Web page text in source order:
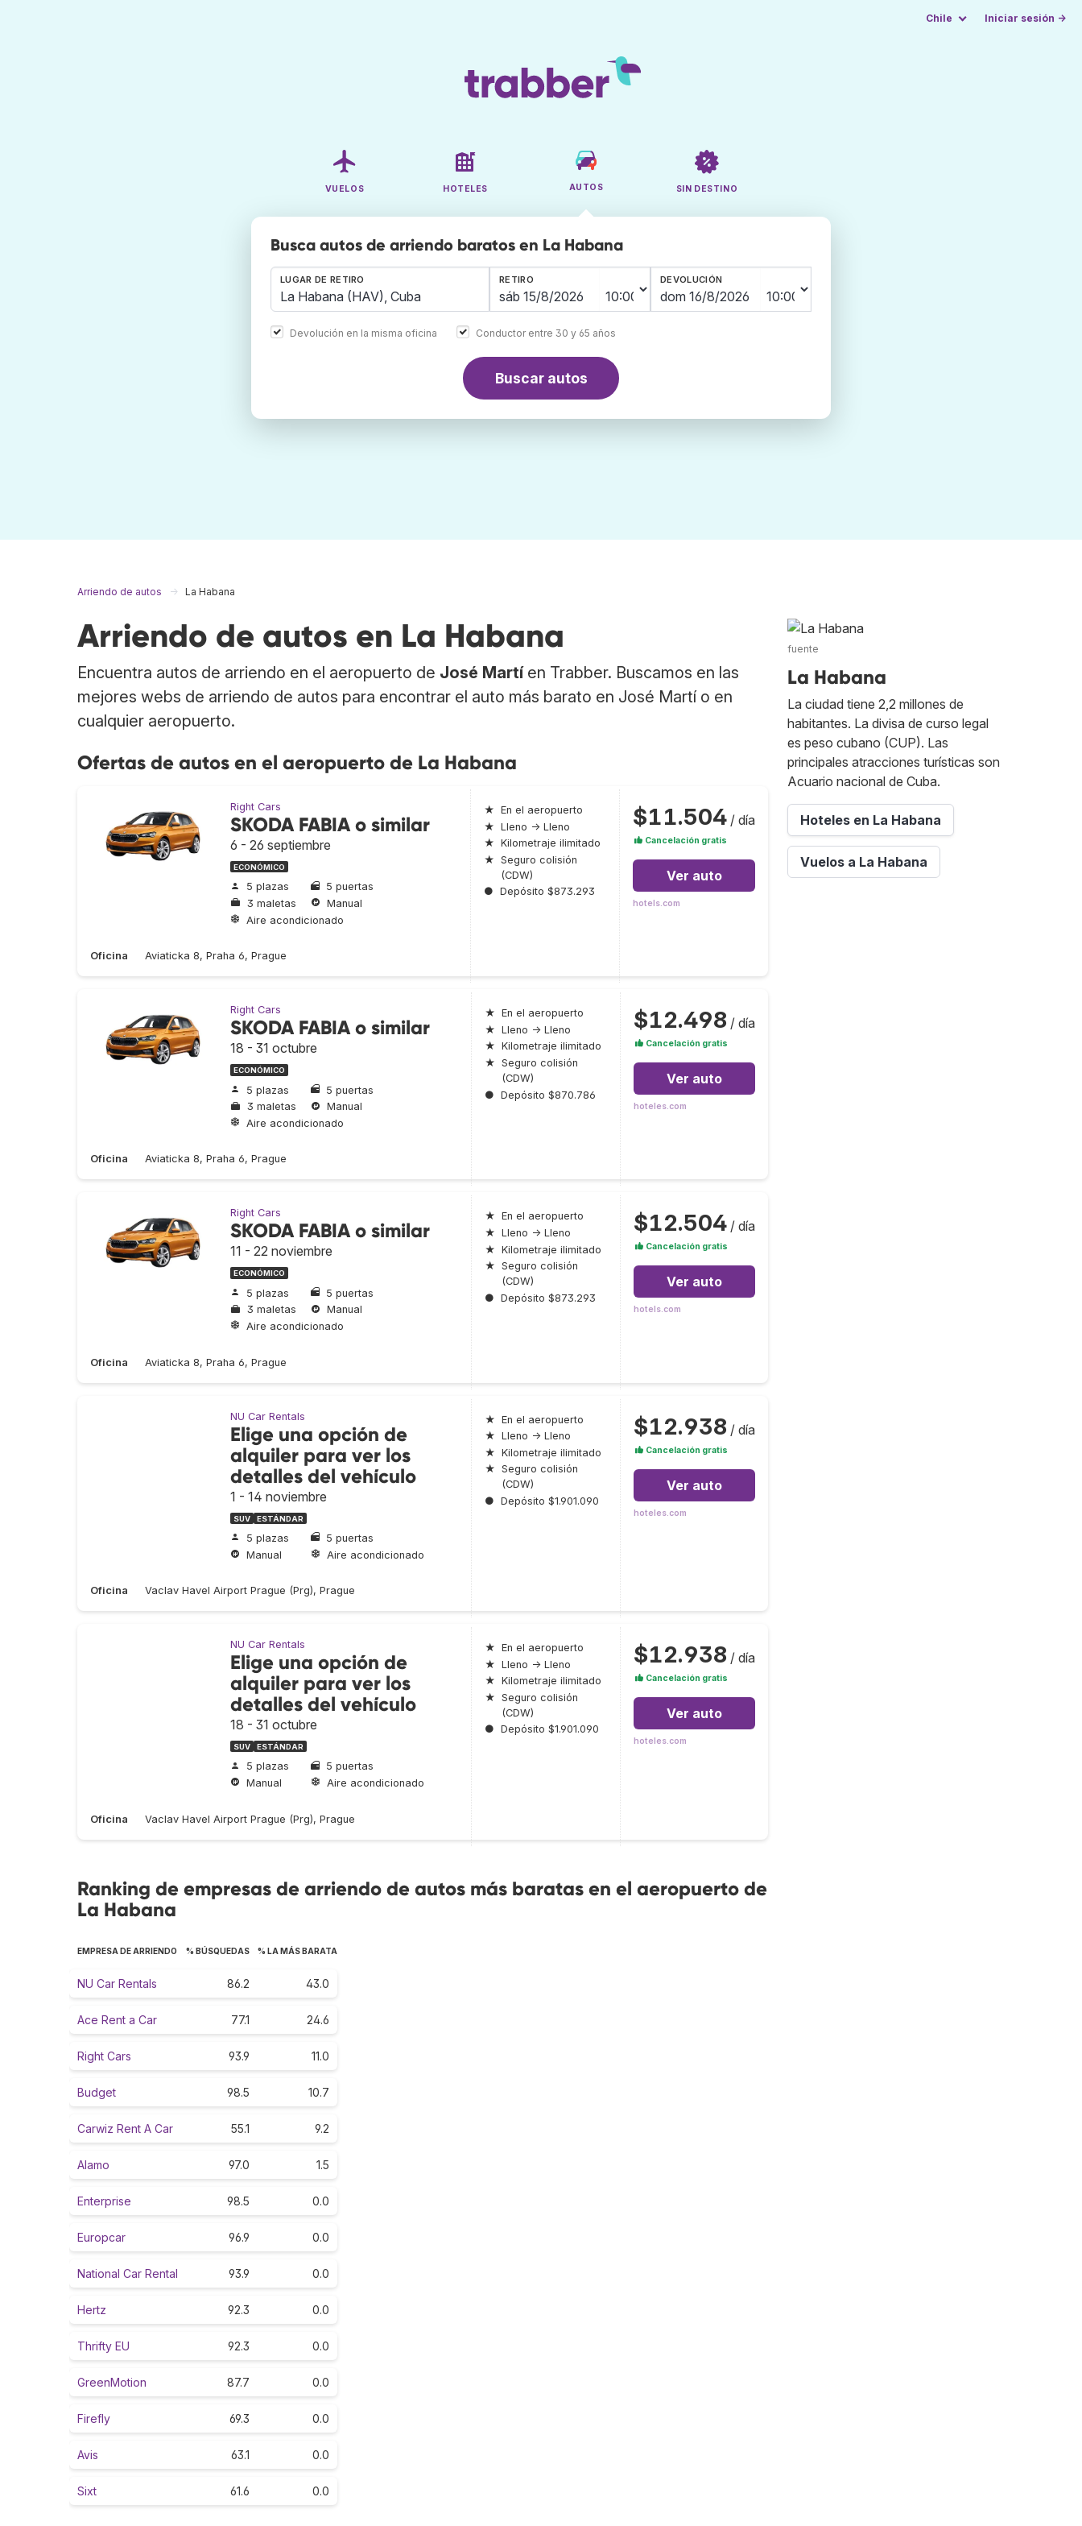
Chile Iniciar sesión →
VUELOS HOTELES AUTOS SIN DESTINO
Busca autos de arriendo baratos en La Habana
LUGAR DE RETIRO RETIRO DEVOLUCIÓN
Devolución en la misma oficina Conductor entre 30 y 65 años
Buscar autos
Arriendo de autos La Habana
Arriendo de autos en La Habana
Encuentra autos de arriendo en el aeropuerto de José Martíen Trabber. Buscamos en las
mejores webs de arriendo de autos para encontrar el auto más barato en José Martí o en
cualquier aeropuerto.
Ofertas de autos en el aeropuerto de La Habana
Right Cars
SKODA FABIA o similar
6 - 26 septiembre
ECONÓMICO
5 plazas
5 puertas
3 maletas
Manual
Aire acondicionado
Oficina Aviaticka 8, Praha 6, Prague
★ En el aeropuerto
★ Lleno → Lleno
★ Kilometraje ilimitado
★ Seguro colisión
(CDW)
● Depósito $873.293
$11.504 / día
Cancelación gratis
Ver auto
hotels.com
Right Cars
SKODA FABIA o similar
18 - 31 octubre
ECONÓMICO
5 plazas
5 puertas
3 maletas
Manual
Aire acondicionado
Oficina Aviaticka 8, Praha 6, Prague
★ En el aeropuerto
★ Lleno → Lleno
★ Kilometraje ilimitado
★ Seguro colisión
(CDW)
● Depósito $870.786
$12.498 / día
Cancelación gratis
Ver auto
hoteles.com
Right Cars
SKODA FABIA o similar
11 - 22 noviembre
ECONÓMICO
5 plazas
5 puertas
3 maletas
Manual
Aire acondicionado
Oficina Aviaticka 8, Praha 6, Prague
★ En el aeropuerto
★ Lleno → Lleno
★ Kilometraje ilimitado
★ Seguro colisión
(CDW)
● Depósito $873.293
$12.504 / día
Cancelación gratis
Ver auto
hotels.com
NU Car Rentals
Elige una opción de
alquiler para ver los
detalles del vehículo
1 - 14 noviembre
SUV ESTÁNDAR
5 plazas
5 puertas
Manual
Aire acondicionado
Oficina Vaclav Havel Airport Prague (Prg), Prague
★ En el aeropuerto
★ Lleno → Lleno
★ Kilometraje ilimitado
★ Seguro colisión
(CDW)
● Depósito $1.901.090
$12.938 / día
Cancelación gratis
Ver auto
hoteles.com
NU Car Rentals
Elige una opción de
alquiler para ver los
detalles del vehículo
18 - 31 octubre
SUV ESTÁNDAR
5 plazas
5 puertas
Manual
Aire acondicionado
Oficina Vaclav Havel Airport Prague (Prg), Prague
★ En el aeropuerto
★ Lleno → Lleno
★ Kilometraje ilimitado
★ Seguro colisión
(CDW)
● Depósito $1.901.090
$12.938 / día
Cancelación gratis
Ver auto
hoteles.com
Ranking de empresas de arriendo de autos más baratas en el aeropuerto de
La Habana
EMPRESA DE ARRIENDO % BÚSQUEDAS % LA MÁS BARATA
NU Car Rentals 86.2 43.0
Ace Rent a Car 77.1 24.6
Right Cars 93.9 11.0
Budget 98.5 10.7
Carwiz Rent A Car 55.1 9.2
Alamo 97.0 1.5
Enterprise 98.5 0.0
Europcar 96.9 0.0
National Car Rental 93.9 0.0
Hertz 92.3 0.0
Thrifty EU 92.3 0.0
GreenMotion 87.7 0.0
Firefly 69.3 0.0
Avis 63.1 0.0
Sixt 61.6 0.0
fuente
La Habana
La ciudad tiene 2,2 millones de
habitantes. La divisa de curso legal
es peso cubano (CUP). Las
principales atracciones turísticas son
Acuario nacional de Cuba.
Hoteles en La Habana
Vuelos a La Habana